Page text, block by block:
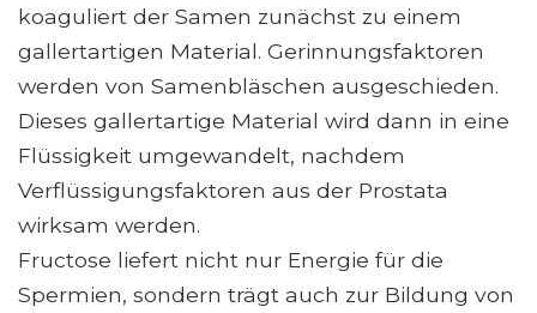
koaguliert der Samen zunächst zu einem
gallertartigen Material. Gerinnungsfaktoren
werden von Samenbläschen ausgeschieden.
Dieses gallertartige Material wird dann in eine
Flüssigkeit umgewandelt, nachdem
Verflüssigungsfaktoren aus der Prostata
wirksam werden.
Fructose liefert nicht nur Energie für die
Spermien, sondern trägt auch zur Bildung von